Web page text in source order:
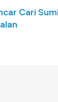
Cari